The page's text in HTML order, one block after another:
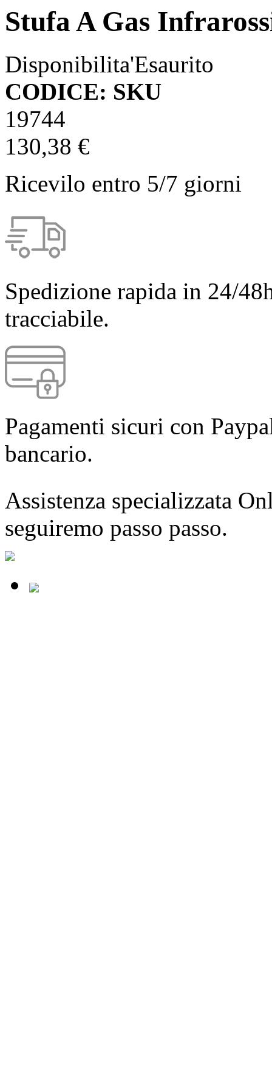
Stufa A Gas
Disponibilita'Esaurito
CODICE: SKU
19744
130,38 €
Ricevilo entro 5/7 giorni
Spedizione rapida in 24/
tracciabile.
Pagamenti sicuri con
bancario.
Assistenza specializzata
seguiremo passo passo.